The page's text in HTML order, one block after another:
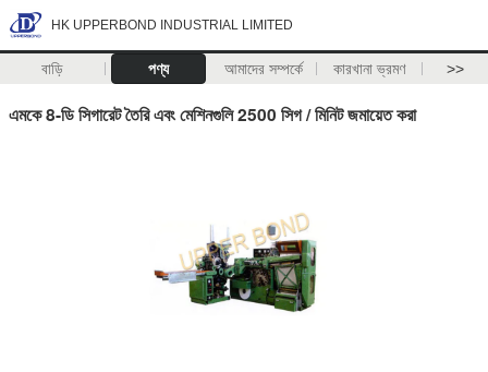
HK UPPERBOND INDUSTRIAL LIMITED
বাড়ি পণ্য আমাদের সম্পর্কে কারখানা ভ্রমণ >>
এমকে 8-ডি সিগারেট তৈরি এবং মেশিনগুলি 2500 সিগ / মিনিট জমায়েত করা